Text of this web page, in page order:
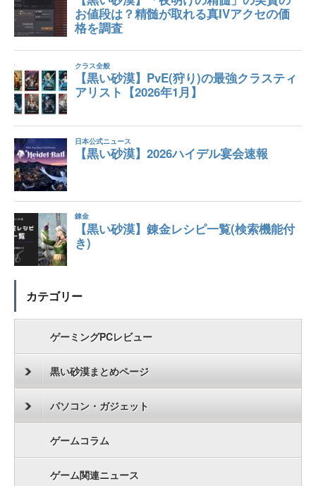
カテゴリー
ゲーミングPCレビュー
黒い砂漠まとめページ
パソコン・ガジェット
ゲームコラム
ゲーム関連ニュース